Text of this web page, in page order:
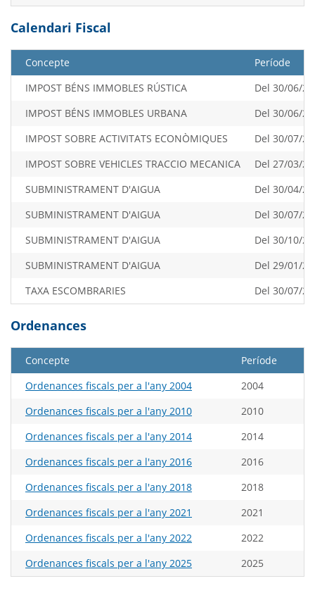
Calendari Fiscal
Concepte
Període
IMPOST BÉNS IMMOBLES RÚSTICA
Del 30/06/
IMPOST BÉNS IMMOBLES URBANA
Del 30/06/
IMPOST SOBRE ACTIVITATS ECONÒMIQUES
Del 30/07/
IMPOST SOBRE VEHICLES TRACCIO MECANICA
Del 27/03/
SUBMINISTRAMENT D'AIGUA
Del 30/04/
SUBMINISTRAMENT D'AIGUA
Del 30/07/
SUBMINISTRAMENT D'AIGUA
Del 30/10/
SUBMINISTRAMENT D'AIGUA
Del 29/01/
TAXA ESCOMBRARIES
Del 30/07/
Ordenances
Concepte
Període
Ordenances fiscals per a l'any 2004
2004
Ordenances fiscals per a l'any 2010
2010
Ordenances fiscals per a l'any 2014
2014
Ordenances fiscals per a l'any 2016
2016
Ordenances fiscals per a l'any 2018
2018
Ordenances fiscals per a l'any 2021
2021
Ordenances fiscals per a l'any 2022
2022
Ordenances fiscals per a l'any 2025
2025